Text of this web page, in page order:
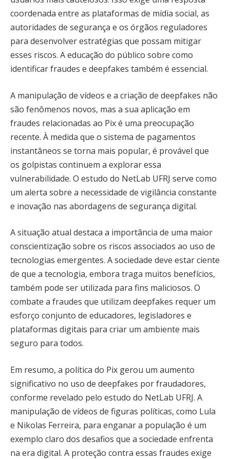
coordenada entre as plataformas de mídia social, as
autoridades de segurança e os órgãos reguladores
para desenvolver estratégias que possam mitigar
esses riscos. A educação do público sobre como
identificar fraudes e deepfakes também é essencial.
A manipulação de vídeos e a criação de deepfakes não
são fenômenos novos, mas a sua aplicação em
fraudes relacionadas ao Pix é uma preocupação
recente. À medida que o sistema de pagamentos
instantâneos se torna mais popular, é provável que
os golpistas continuem a explorar essa
vulnerabilidade. O estudo do NetLab UFRJ serve como
um alerta sobre a necessidade de vigilância constante
e inovação nas abordagens de segurança digital.
A situação atual destaca a importância de uma maior
conscientização sobre os riscos associados ao uso de
tecnologias emergentes. A sociedade deve estar ciente
de que a tecnologia, embora traga muitos benefícios,
também pode ser utilizada para fins maliciosos. O
combate a fraudes que utilizam deepfakes requer um
esforço conjunto de educadores, legisladores e
plataformas digitais para criar um ambiente mais
seguro para todos.
Em resumo, a política do Pix gerou um aumento
significativo no uso de deepfakes por fraudadores,
conforme revelado pelo estudo do NetLab UFRJ. A
manipulação de vídeos de figuras políticas, como Lula
e Nikolas Ferreira, para enganar a população é um
exemplo claro dos desafios que a sociedade enfrenta
na era digital. A proteção contra essas fraudes exige